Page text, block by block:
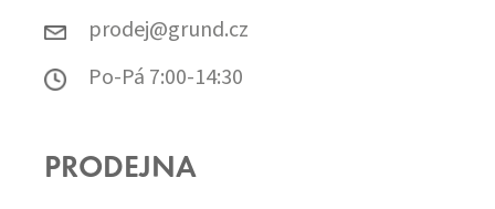
prodej@grund.cz
Po-Pá 7:00-14:30
PRODEJNA